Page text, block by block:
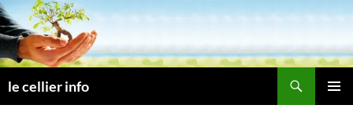
Aller
au
contenu
le cellier info